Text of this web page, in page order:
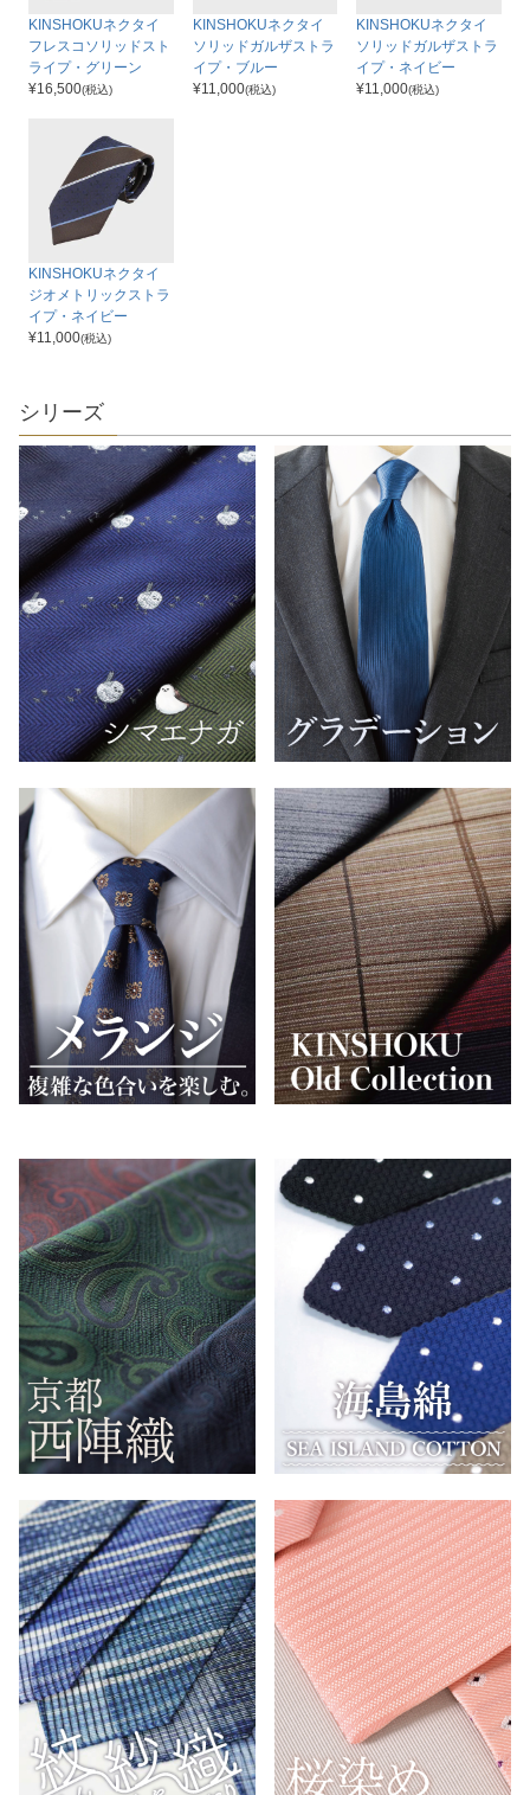
KINSHOKUネクタイ
フレスコソリッドスト
ライプ・グリーン
¥16,500(税込)
KINSHOKUネクタイ
ソリッドガルザストラ
イプ・ブルー
¥11,000(税込)
KINSHOKUネクタイ
ソリッドガルザストラ
イプ・ネイビー
¥11,000(税込)
KINSHOKUネクタイ
ジオメトリックストラ
イプ・ネイビー
¥11,000(税込)
シリーズ